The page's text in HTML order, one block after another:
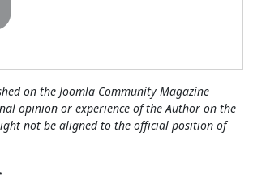
on the Joomla Community Magazine
opinion or experience of the Author on the
not be aligned to the official position of